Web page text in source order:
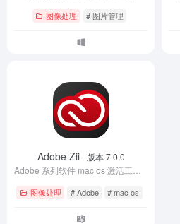
图像处理 # 图片管理
Adobe Zii- 版本 7.0.0
图像处理 # Adobe # mac os